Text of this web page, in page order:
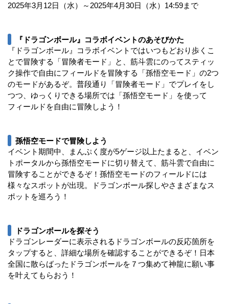
2025年3月12日（水）～2025年4月30日（水）14:59まで
『ドラゴンボール』コラボイベントのあそびかた
『ドラゴンボール』コラボイベントではいつもどおり歩くこ
とで冒険する「冒険者モード」と、筋斗雲にのってスティッ
ク操作で自由にフィールドを冒険する「孫悟空モード」の2つ
のモードがあるぞ。普段通り「冒険者モード」でプレイをし
つつ、ゆっくりできる場所では「孫悟空モード」を使って
フィールドを自由に冒険しよう！
孫悟空モードで冒険しよう
イベント期間中、まんぷく度が5ゲージ以上たまると、イベン
トポータルから孫悟空モードに切り替えて、筋斗雲で自由に
冒険することができるぞ！孫悟空モードのフィールドには
様々なスポットが出現。ドラゴンボール探しやさまざまなス
ポットを巡ろう！
ドラゴンボールを探そう
ドラゴンレーダーに表示されるドラゴンボールの反応箇所を
タップすると、詳細な場所を確認することができるぞ！日本
全国に散らばったドラゴンボールを７つ集めて神龍に願い事
を叶えてもらおう！